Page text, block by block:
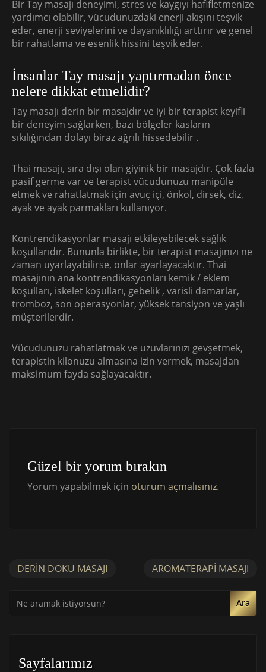
Bir Tay masajı deneyimi, stres ve kaygıyı hafifletmenize
yardımcı olabilir, vücudunuzdaki enerji akışını teşvik
eder, enerji seviyelerini ve dayanıklılığı arttırır ve genel
bir rahatlama ve esenlik hissini teşvik eder.
İnsanlar Tay masajı yaptırmadan önce
nelere dikkat etmelidir?
Tay masajı derin bir masajdır ve iyi bir terapist keyifli
bir deneyim sağlarken, bazı bölgeler kasların
sıkılığından dolayı biraz ağrılı hissedebilir .
Thai masajı, sıra dışı olan giyinik bir masajdır. Çok fazla
pasif germe var ve terapist vücudunuzu manipüle
etmek ve rahatlatmak için avuç içi, önkol, dirsek, diz,
ayak ve ayak parmakları kullanıyor.
Kontrendikasyonlar masajı etkileyebilecek sağlık
koşullarıdır. Bununla birlikte, bir terapist masajınızı ne
zaman uyarlayabilirse, onlar ayarlayacaktır. Thai
masajının ana kontrendikasyonları kemik / eklem
koşulları, iskelet koşulları, gebelik , varisli damarlar,
tromboz, son operasyonlar, yüksek tansiyon ve yaşlı
müşterilerdir.
Vücudunuzu rahatlatmak ve uzuvlarınızı gevşetmek,
terapistin kilonuzu almasına izin vermek, masajdan
maksimum fayda sağlayacaktır.
Güzel bir yorum bırakın
Yorum yapabilmek için oturum açmalısınız.
DERIN DOKU MASAJI AROMATERAPI MASAJI
Ara
Sayfalarımız